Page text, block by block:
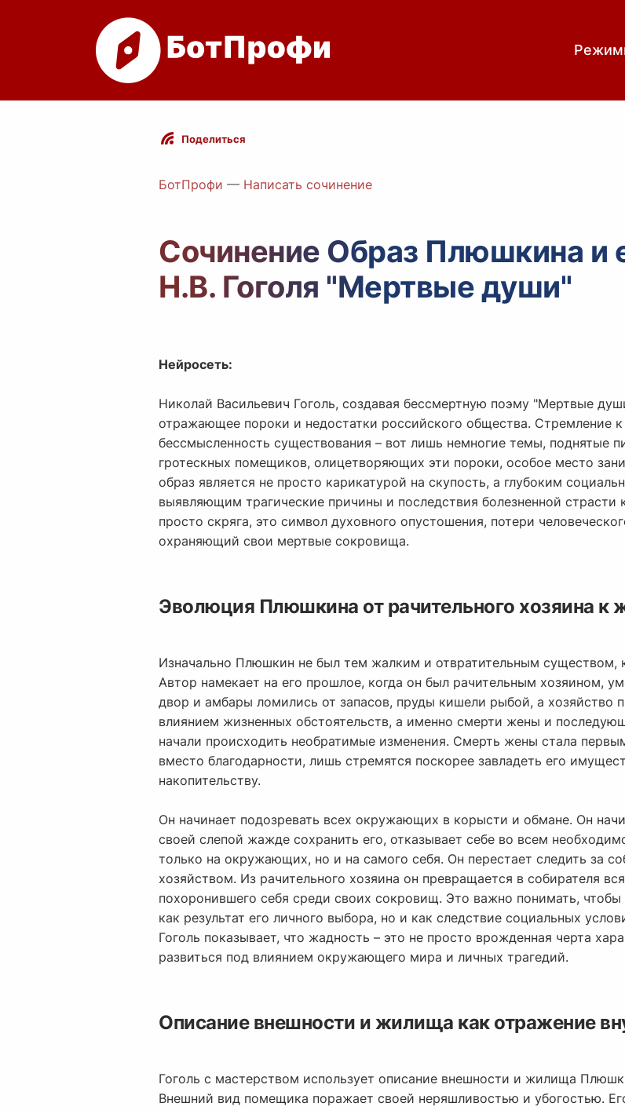
Поделиться
БотПрофи — Написать сочинение
Сочинение Образ Плюшкина и
Н.В. Гоголя "Мертвые души"
Нейросеть:
Николай Васильевич Гоголь, создавая бессмертную поэму "Мертвые
отражающее пороки и недостатки российского общества. Стремление к
бессмысленность существования – вот лишь немногие темы, поднятые
гротескных помещиков, олицетворяющих эти пороки, особое место
образ является не просто карикатурой на скупость, а глубоким
выявляющим трагические причины и последствия болезненной страсти
просто скряга, это символ духовного опустошения, потери
охраняющий свои мертвые сокровища.
Эволюция Плюшкина от рачительного хозяина к
Изначально Плюшкин не был тем жалким и отвратительным существом,
Автор намекает на его прошлое, когда он был рачительным хозяином,
двор и амбары ломились от запасов, пруды кишели рыбой, а хозяйство
влиянием жизненных обстоятельств, а именно смерти жены и
начали происходить необратимые изменения. Смерть жены стала
вместо благодарности, лишь стремятся поскорее завладеть его
накопительству.
Он начинает подозревать всех окружающих в корысти и обмане. Он
своей слепой жажде сохранить его, отказывает себе во всем
только на окружающих, но и на самого себя. Он перестает следить за
хозяйством. Из рачительного хозяина он превращается в собирателя
похоронившего себя среди своих сокровищ. Это важно понимать,
как результат его личного выбора, но и как следствие социальных
Гоголь показывает, что жадность – это не просто врожденная черта
развиться под влиянием окружающего мира и личных трагедий.
Описание внешности и жилища как отражение
Гоголь с мастерством использует описание внешности и жилища
Внешний вид помещика поражает своей неряшливостью и убогостью.